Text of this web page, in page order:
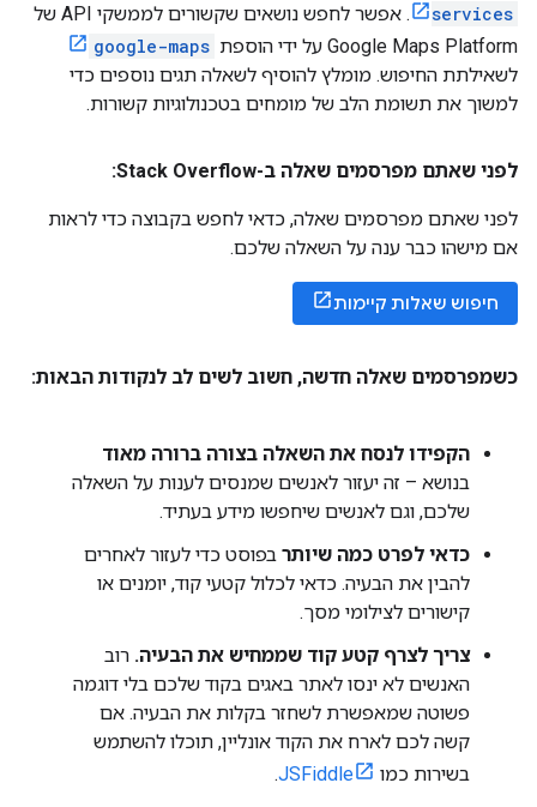
services
. אפשר לחפש נושאים שקשורים לממשקי API של
Google Maps Platform על ידי הוספת
google-maps
לשאילתת החיפוש. מומלץ להוסיף לשאלה תגים נוספים כדי
למשוך את תשומת הלב של מומחים בטכנולוגיות קשורות.
לפני שאתם מפרסמים שאלה ב-Stack Overflow:
לפני שאתם מפרסמים שאלה, כדאי לחפש בקבוצה כדי לראות
אם מישהו כבר ענה על השאלה שלכם.
חיפוש שאלות קיימות
כשמפרסמים שאלה חדשה, חשוב לשים לב לנקודות הבאות:
הקפידו לנסח את השאלה בצורה ברורה מאוד
בנושא – זה יעזור לאנשים שמנסים לענות על השאלה
שלכם, וגם לאנשים שיחפשו מידע בעתיד.
כדאי לפרט כמה שיותר בפוסט כדי לעזור לאחרים
להבין את הבעיה. כדאי לכלול קטעי קוד, יומנים או
קישורים לצילומי מסך.
צריך לצרף קטע קוד שממחיש את הבעיה. רוב
האנשים לא ינסו לאתר באגים בקוד שלכם בלי דוגמה
פשוטה שמאפשרת לשחזר בקלות את הבעיה. אם
קשה לכם לארח את הקוד אונליין, תוכלו להשתמש
בשירות כמו
JSFiddle
.